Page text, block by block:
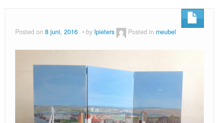
Patronen
Posted on 8 juni, 2016 by lpieters Posted in meubel